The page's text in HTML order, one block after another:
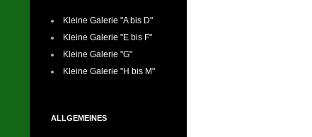
Kleine Galerie "A bis D"
Kleine Galerie "E bis F"
Kleine Galerie "G"
Kleine Galerie "H bis M"
ALLGEMEINES